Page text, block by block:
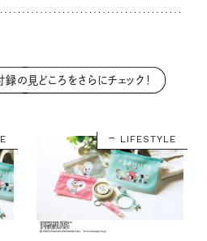
録の見どころをさらにチェック！
LIFESTYLE